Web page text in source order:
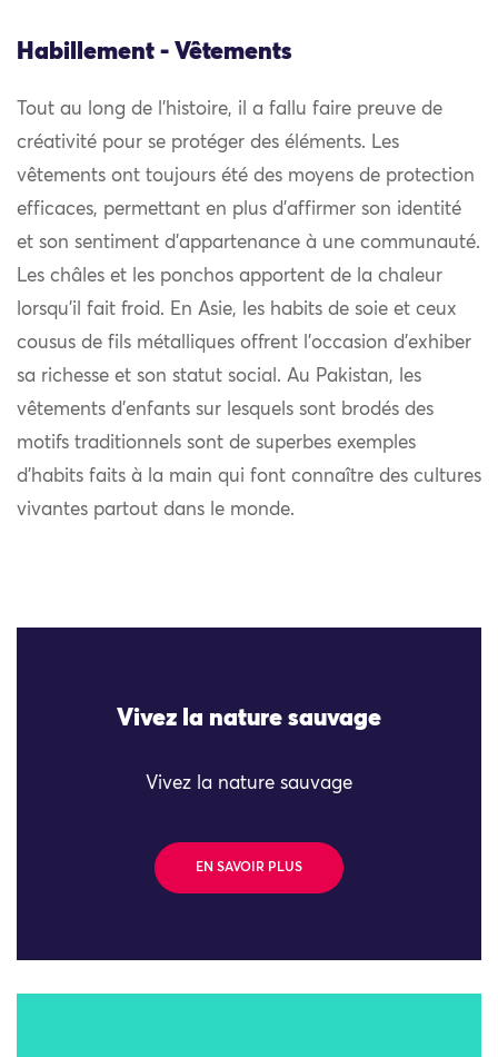
Habillement - Vêtements
Tout au long de l’histoire, il a fallu faire preuve de
créativité pour se protéger des éléments. Les
vêtements ont toujours été des moyens de protection
efficaces, permettant en plus d’affirmer son identité
et son sentiment d’appartenance à une communauté.
Les châles et les ponchos apportent de la chaleur
lorsqu’il fait froid. En Asie, les habits de soie et ceux
cousus de fils métalliques offrent l’occasion d’exhiber
sa richesse et son statut social. Au Pakistan, les
vêtements d’enfants sur lesquels sont brodés des
motifs traditionnels sont de superbes exemples
d’habits faits à la main qui font connaître des cultures
vivantes partout dans le monde.
Vivez la nature sauvage
Vivez la nature sauvage
EN SAVOIR PLUS